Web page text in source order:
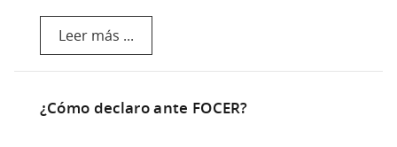
Leer más ...
¿Cómo declaro ante FOCER?